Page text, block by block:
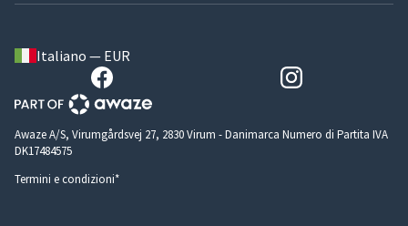
Italiano — EUR
Awaze A/S, Virumgårdsvej 27, 2830 Virum - Danimarca Numero di Partita IVA
DK17484575
Termini e condizioni*